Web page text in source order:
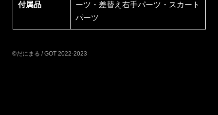
付属品
ーツ・差替え右手パーツ・スカート
パーツ
©だにまる / GOT 2022-2023